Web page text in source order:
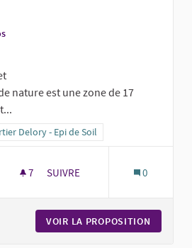
nature est une zone de 17
catégorie : Cadre de vie
les résultats pour le secteur : Quartier
Delory - Epi de Soil
7 7 ABONNÉS
SUIVRE 0
VOIR LA PROPOSITION